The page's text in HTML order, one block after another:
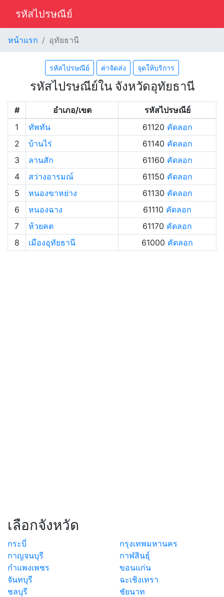
รหัสไปรษณีย์
หน้าแรก อุทัยธานี
รหัสไปรษณีย์ ค่าจัดส่ง จุดให้บริการ
รหัสไปรษณีย์ใน จังหวัดอุทัยธานี
# อำเภอ/เขต
รหัสไปรษณีย์
1
ทัพทัน 61120 คัดลอก
2
บ้านไร่ 61140 คัดลอก
3
ลานสัก 61160 คัดลอก
4
สว่างอารมณ์ 61150 คัดลอก
5
หนองขาหย่าง 61130 คัดลอก
6
หนองฉาง 61110 คัดลอก
7
ห้วยคต 61170 คัดลอก
8
เมืองอุทัยธานี 61000 คัดลอก
เลือกจังหวัด
กระบี่
กรุงเทพมหานคร
กาญจนบุรี
กาฬสินธุ์
กำแพงเพชร
ขอนแก่น
จันทบุรี
ฉะเชิงเทรา
ชลบุรี
ชัยนาท